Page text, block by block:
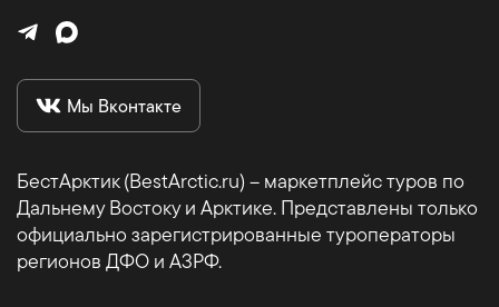
Мы Вконтакте
БестАрктик (BestArctic.ru) – маркетплейс туров по
Дальнему Востоку и Арктике. Представлены только
официально зарегистрированные туроператоры
регионов ДФО и АЗРФ.